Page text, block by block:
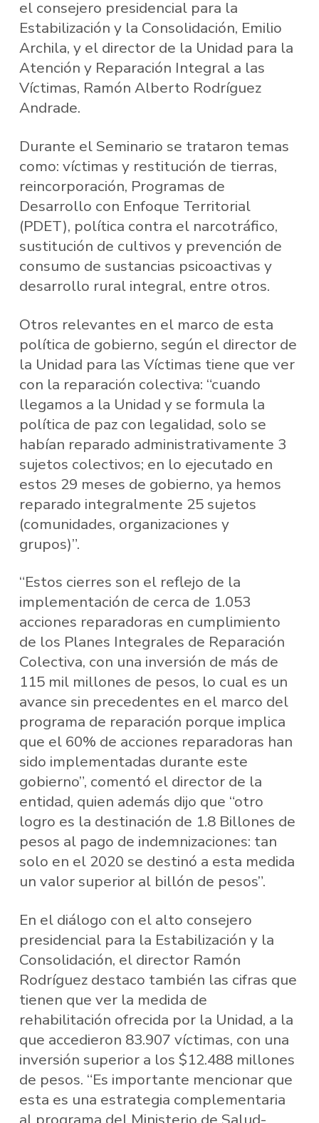
el consejero presidencial para la
Estabilización y la Consolidación, Emilio
Archila, y el director de la Unidad para la
Atención y Reparación Integral a las
Víctimas, Ramón Alberto Rodríguez
Andrade.
Durante el Seminario se trataron temas
como: víctimas y restitución de tierras,
reincorporación, Programas de
Desarrollo con Enfoque Territorial
(PDET), política contra el narcotráfico,
sustitución de cultivos y prevención de
consumo de sustancias psicoactivas y
desarrollo rural integral, entre otros.
Otros relevantes en el marco de esta
política de gobierno, según el director de
la Unidad para las Víctimas tiene que ver
con la reparación colectiva: “cuando
llegamos a la Unidad y se formula la
política de paz con legalidad, solo se
habían reparado administrativamente 3
sujetos colectivos; en lo ejecutado en
estos 29 meses de gobierno, ya hemos
reparado integralmente 25 sujetos
(comunidades, organizaciones y
grupos)”.
“Estos cierres son el reflejo de la
implementación de cerca de 1.053
acciones reparadoras en cumplimiento
de los Planes Integrales de Reparación
Colectiva, con una inversión de más de
115 mil millones de pesos, lo cual es un
avance sin precedentes en el marco del
programa de reparación porque implica
que el 60% de acciones reparadoras han
sido implementadas durante este
gobierno”, comentó el director de la
entidad, quien además dijo que “otro
logro es la destinación de 1.8 Billones de
pesos al pago de indemnizaciones: tan
solo en el 2020 se destinó a esta medida
un valor superior al billón de pesos”.
En el diálogo con el alto consejero
presidencial para la Estabilización y la
Consolidación, el director Ramón
Rodríguez destaco también las cifras que
tienen que ver la medida de
rehabilitación ofrecida por la Unidad, a la
que accedieron 83.907 víctimas, con una
inversión superior a los $12.488 millones
de pesos. “Es importante mencionar que
esta es una estrategia complementaria